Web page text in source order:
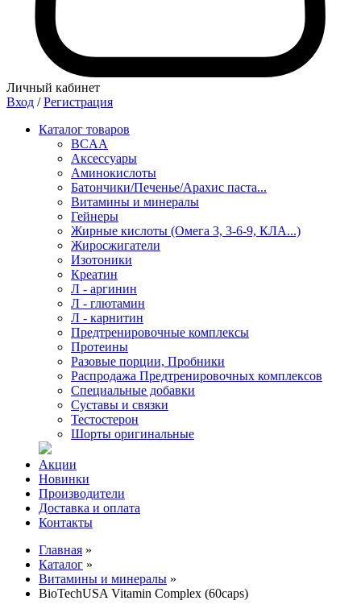
Личный кабинет
Вход / Регистрация
Каталог товаров
BCAA
Аксессуары
Аминокислоты
Батончики/Печенье/Арахис паста...
Витамины и минералы
Гейнеры
Жирные кислоты (Омега 3, 3-6-9, КЛА...)
Жиросжигатели
Изотоники
Креатин
Л - аргинин
Л - глютамин
Л - карнитин
Предтренировочные комплексы
Протеины
Разовые порции, Пробники
Распродажа Предтренировочных комплексов
Специальные добавки
Суставы и связки
Тестостерон
Шорты оригинальные
Акции
Новинки
Производители
Доставка и оплата
Контакты
Главная »
Каталог »
Витамины и минералы »
BioTechUSA Vitamin Complex (60caps)